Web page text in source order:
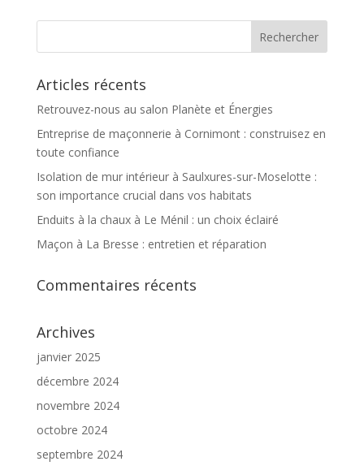
Articles récents
Retrouvez-nous au salon Planète et Énergies
Entreprise de maçonnerie à Cornimont : construisez en
toute confiance
Isolation de mur intérieur à Saulxures-sur-Moselotte :
son importance crucial dans vos habitats
Enduits à la chaux à Le Ménil : un choix éclairé
Maçon à La Bresse : entretien et réparation
Commentaires récents
Archives
janvier 2025
décembre 2024
novembre 2024
octobre 2024
septembre 2024